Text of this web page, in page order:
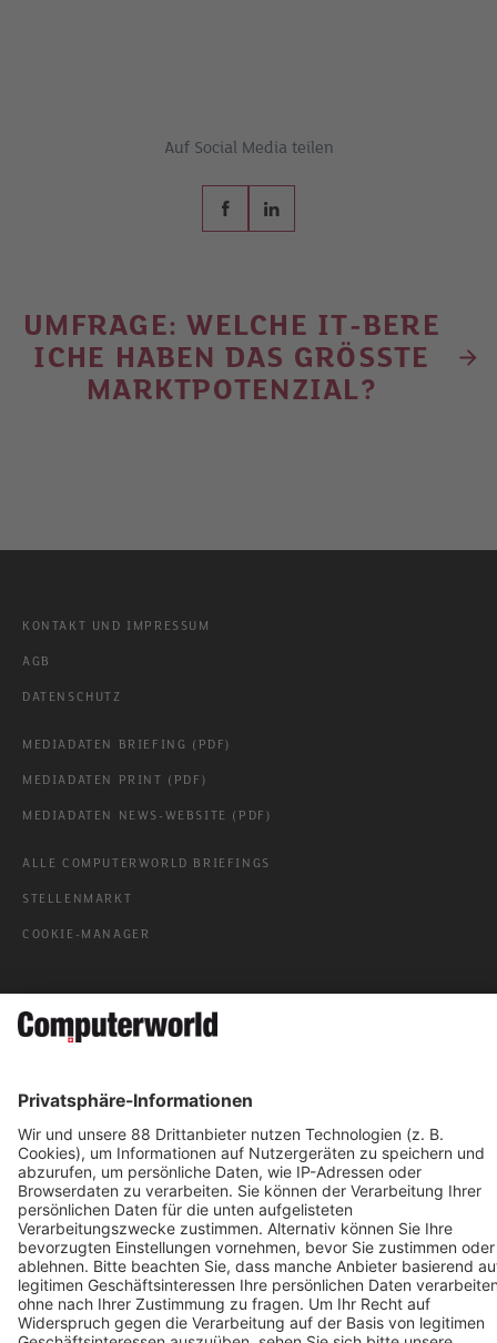
Auf Social Media teilen
UMFRAGE: WELCHE IT-BERE
ICHE HABEN DAS GRÖSSTE
MARKTPOTENZIAL?
KONTAKT UND IMPRESSUM
AGB
DATENSCHUTZ
MEDIADATEN BRIEFING (PDF)
MEDIADATEN PRINT (PDF)
MEDIADATEN NEWS-WEBSITE (PDF)
ALLE COMPUTERWORLD BRIEFINGS
STELLENMARKT
COOKIE-MANAGER
Computerworld Newsletter
JETZT ABONNIEREN
Um den Lesefluss nicht zu beeinträchtigen, wird in unseren Texten nur die
männliche Form genannt, stets sind aber die weibliche und andere Formen
gleichermaßen mitgemeint.